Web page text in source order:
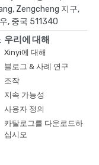
Zengcheng 지구,
, 중국 511340
우리에 대해
Xinyi에 대해
블로그 & 사례 연구
조작
지속 가능성
사용자 정의
카탈로그를 다운로드하
십시오